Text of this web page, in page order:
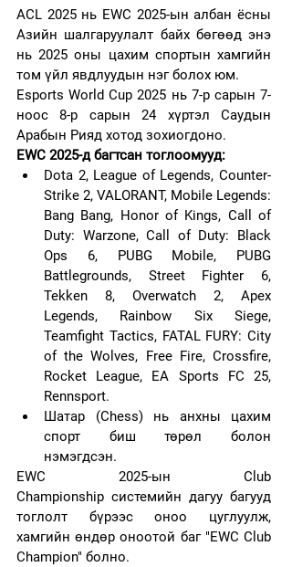
ACL 2025 нь EWC 2025-ын албан ёсны
Азийн шалгаруулалт байх бөгөөд энэ
нь 2025 оны цахим спортын хамгийн
том үйл явдлуудын нэг болох юм.
Esports World Cup 2025 нь 7-р сарын 7-
ноос 8-р сарын 24 хүртэл Саудын
Арабын Рияд хотод зохиогдоно.
EWC 2025-д багтсан тоглоомууд:
Dota 2, League of Legends, Counter-
Strike 2, VALORANT, Mobile Legends:
Bang Bang, Honor of Kings, Call of
Duty: Warzone, Call of Duty: Black
Ops 6, PUBG Mobile, PUBG
Battlegrounds, Street Fighter 6,
Tekken 8, Overwatch 2, Apex
Legends, Rainbow Six Siege,
Teamfight Tactics, FATAL FURY: City
of the Wolves, Free Fire, Crossfire,
Rocket League, EA Sports FC 25,
Rennsport.
Шатар (Chess) нь анхны цахим
спорт биш төрөл болон
нэмэгдсэн.
EWC 2025-ын Club
Championship системийн дагуу багууд
тоглолт бүрээс оноо цуглуулж,
хамгийн өндөр оноотой баг "EWC Club
Champion" болно.